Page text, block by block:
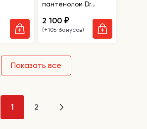
пантенолом Dr
Cream Mist
2 100₽
(+105 бонусов)
Показать все
1 2